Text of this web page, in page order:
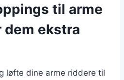
til arme
dem ekstra
løfte dine arme riddere til